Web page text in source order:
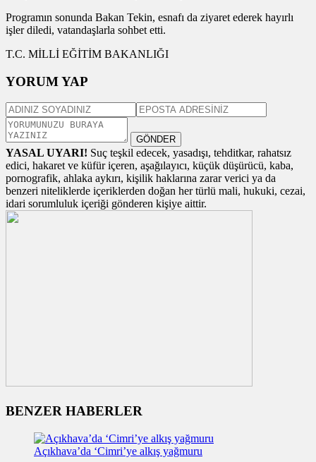
Programın sonunda Bakan Tekin, esnafı da ziyaret ederek hayırlı
işler diledi, vatandaşlarla sohbet etti.
T.C. MİLLİ EĞİTİM BAKANLIĞI
YORUM YAP
GÖNDER
YASAL UYARI! Suç teşkil edecek, yasadışı, tehditkar, rahatsız
edici, hakaret ve küfür içeren, aşağılayıcı, küçük düşürücü, kaba,
pornografik, ahlaka aykırı, kişilik haklarına zarar verici ya da
benzeri niteliklerde içeriklerden doğan her türlü mali, hukuki, cezai,
idari sorumluluk içeriği gönderen kişiye aittir.
BENZER HABERLER
Açıkhava’da ‘Cimri’ye alkış yağmuru